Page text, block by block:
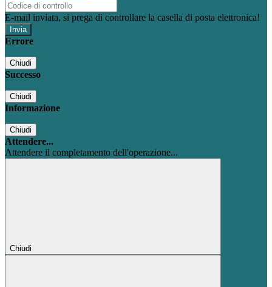
E-mail inviata, si prega di controllare la casella di posta elettronica!
Errore
Chiudi
Successo
Chiudi
Informazione
Chiudi
Attendere...
Attendere il completamento dell'operazione...
Chiudi